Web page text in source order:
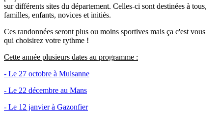
sur différents sites du département. Celles-ci sont destinées à tous,
familles, enfants, novices et initiés.
Ces randonnées seront plus ou moins sportives mais ça c'est vous
qui choisirez votre rythme !
Cette année plusieurs dates au programme :
- Le 27 octobre à Mulsanne
- Le 22 décembre au Mans
- Le 12 janvier à Gazonfier